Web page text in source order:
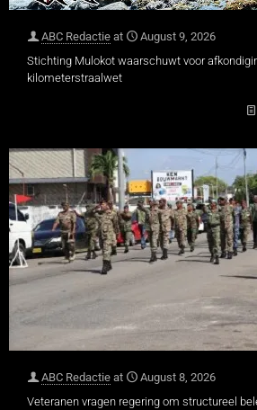
ABC Redactie at
August 9, 2026
Stichting Mulokot waarschuwt voor
kilometerstraalwet
ABC Redactie at
August 8, 2026
Veteranen vragen regering om structureel